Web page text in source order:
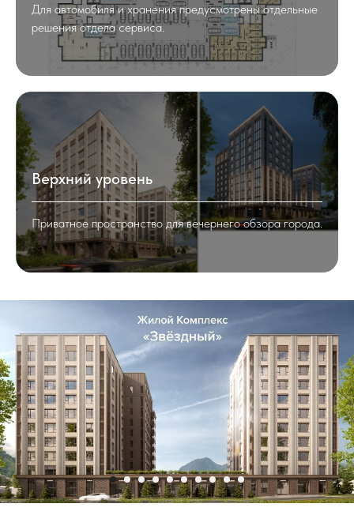
Для автомобиля и хранения предусмотрены отдельные
решения отдела сервиса.
Верхний уровень
Приватное пространство для вечернего обзора города.